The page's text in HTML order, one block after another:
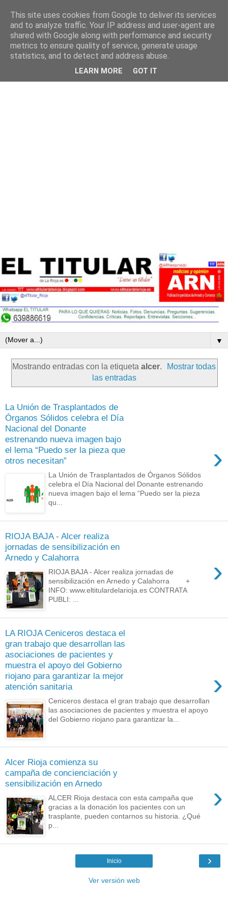
▼
Mostrando entradas con la etiqueta alcer.
Mostrar todas
las entradas
La Unión de Trasplantados de
Órganos Sólidos celebra el Día
Nacional del Donante
estrenando nueva imagen bajo
el lema “Puedo ser la pieza que
otros necesitan”
›
La Unión de Trasplantados de Órganos Sólidos
celebra el Día Nacional del Donante estrenando
nueva imagen bajo el lema “Puedo ser la pieza
qu...
RIOJA BAJA - Alcer realiza
jornadas de sensibilización en
Arnedo y Calahorra
›
RIOJA BAJA - Alcer realiza jornadas de
sensibilización en Arnedo y Calahorra +
INFO: www.eltitulardelarioja.es CONTRATA
PUBLI: ...
LA RIOJA Ceniceros destaca el
gran trabajo que desarrollan las
asociaciones de pacientes y
muestra el apoyo del Gobierno
riojano para garantizar la mejor
atención sanitaria
›
Ceniceros destaca el gran trabajo que desarrollan
las asociaciones de pacientes y muestra el apoyo
del Gobierno riojano para garantizar la...
Alcer Rioja comienza su
campaña de concienciación y
sensibilización en Arnedo
›
ALCER Rioja destaca con esta campaña que
gracias a la donación los pacientes con un
trasplante, pueden contarnos su historia. ¿Qué
p...
›
Inicio
Ver versión web
This site uses cookies from Google to deliver its services
and to analyze traffic. Your IP address and user-agent are
shared with Google along with performance and security
metrics to ensure quality of service, generate usage
statistics, and to detect and address abuse.
LEARN MORE GOT IT